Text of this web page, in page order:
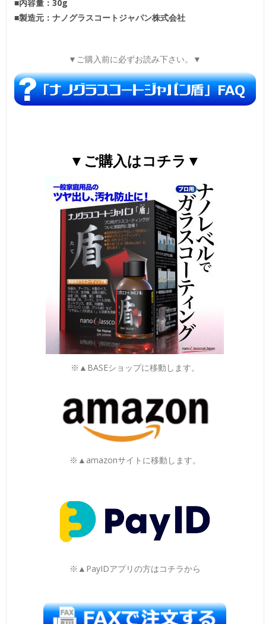
■内容量：30g
■製造元：ナノグラスコートジャパン株式会社
▼ご購入前に必ずお読み下さい。▼
▼ご購入はコチラ▼
※▲BASEショップに移動します。
※▲amazonサイトに移動します。
※▲PayIDアプリの方はコチラから